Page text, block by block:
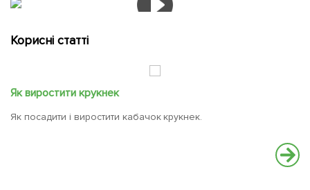
Корисні статті
Як виростити крукнек
Як посадити і виростити кабачок крукнек.